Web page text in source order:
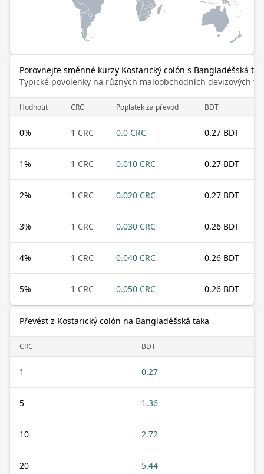
Porovnejte směnné kurzy Kostarický colón s Bangladéšská
Typické povolenky na různých maloobchodních devizových
Hodnotit CRC Poplatek za převod BDT
0% 1 CRC 0.0 CRC 0.27 BDT
1% 1 CRC 0.010 CRC 0.27 BDT
2% 1 CRC 0.020 CRC 0.27 BDT
3% 1 CRC 0.030 CRC 0.26 BDT
4% 1 CRC 0.040 CRC 0.26 BDT
5% 1 CRC 0.050 CRC 0.26 BDT
Převést z Kostarický colón na Bangladéšská taka
CRC BDT
1 0.27
5 1.36
10 2.72
20 5.44